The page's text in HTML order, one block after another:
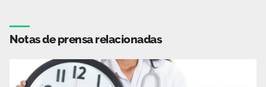
Notas de prensa relacionadas